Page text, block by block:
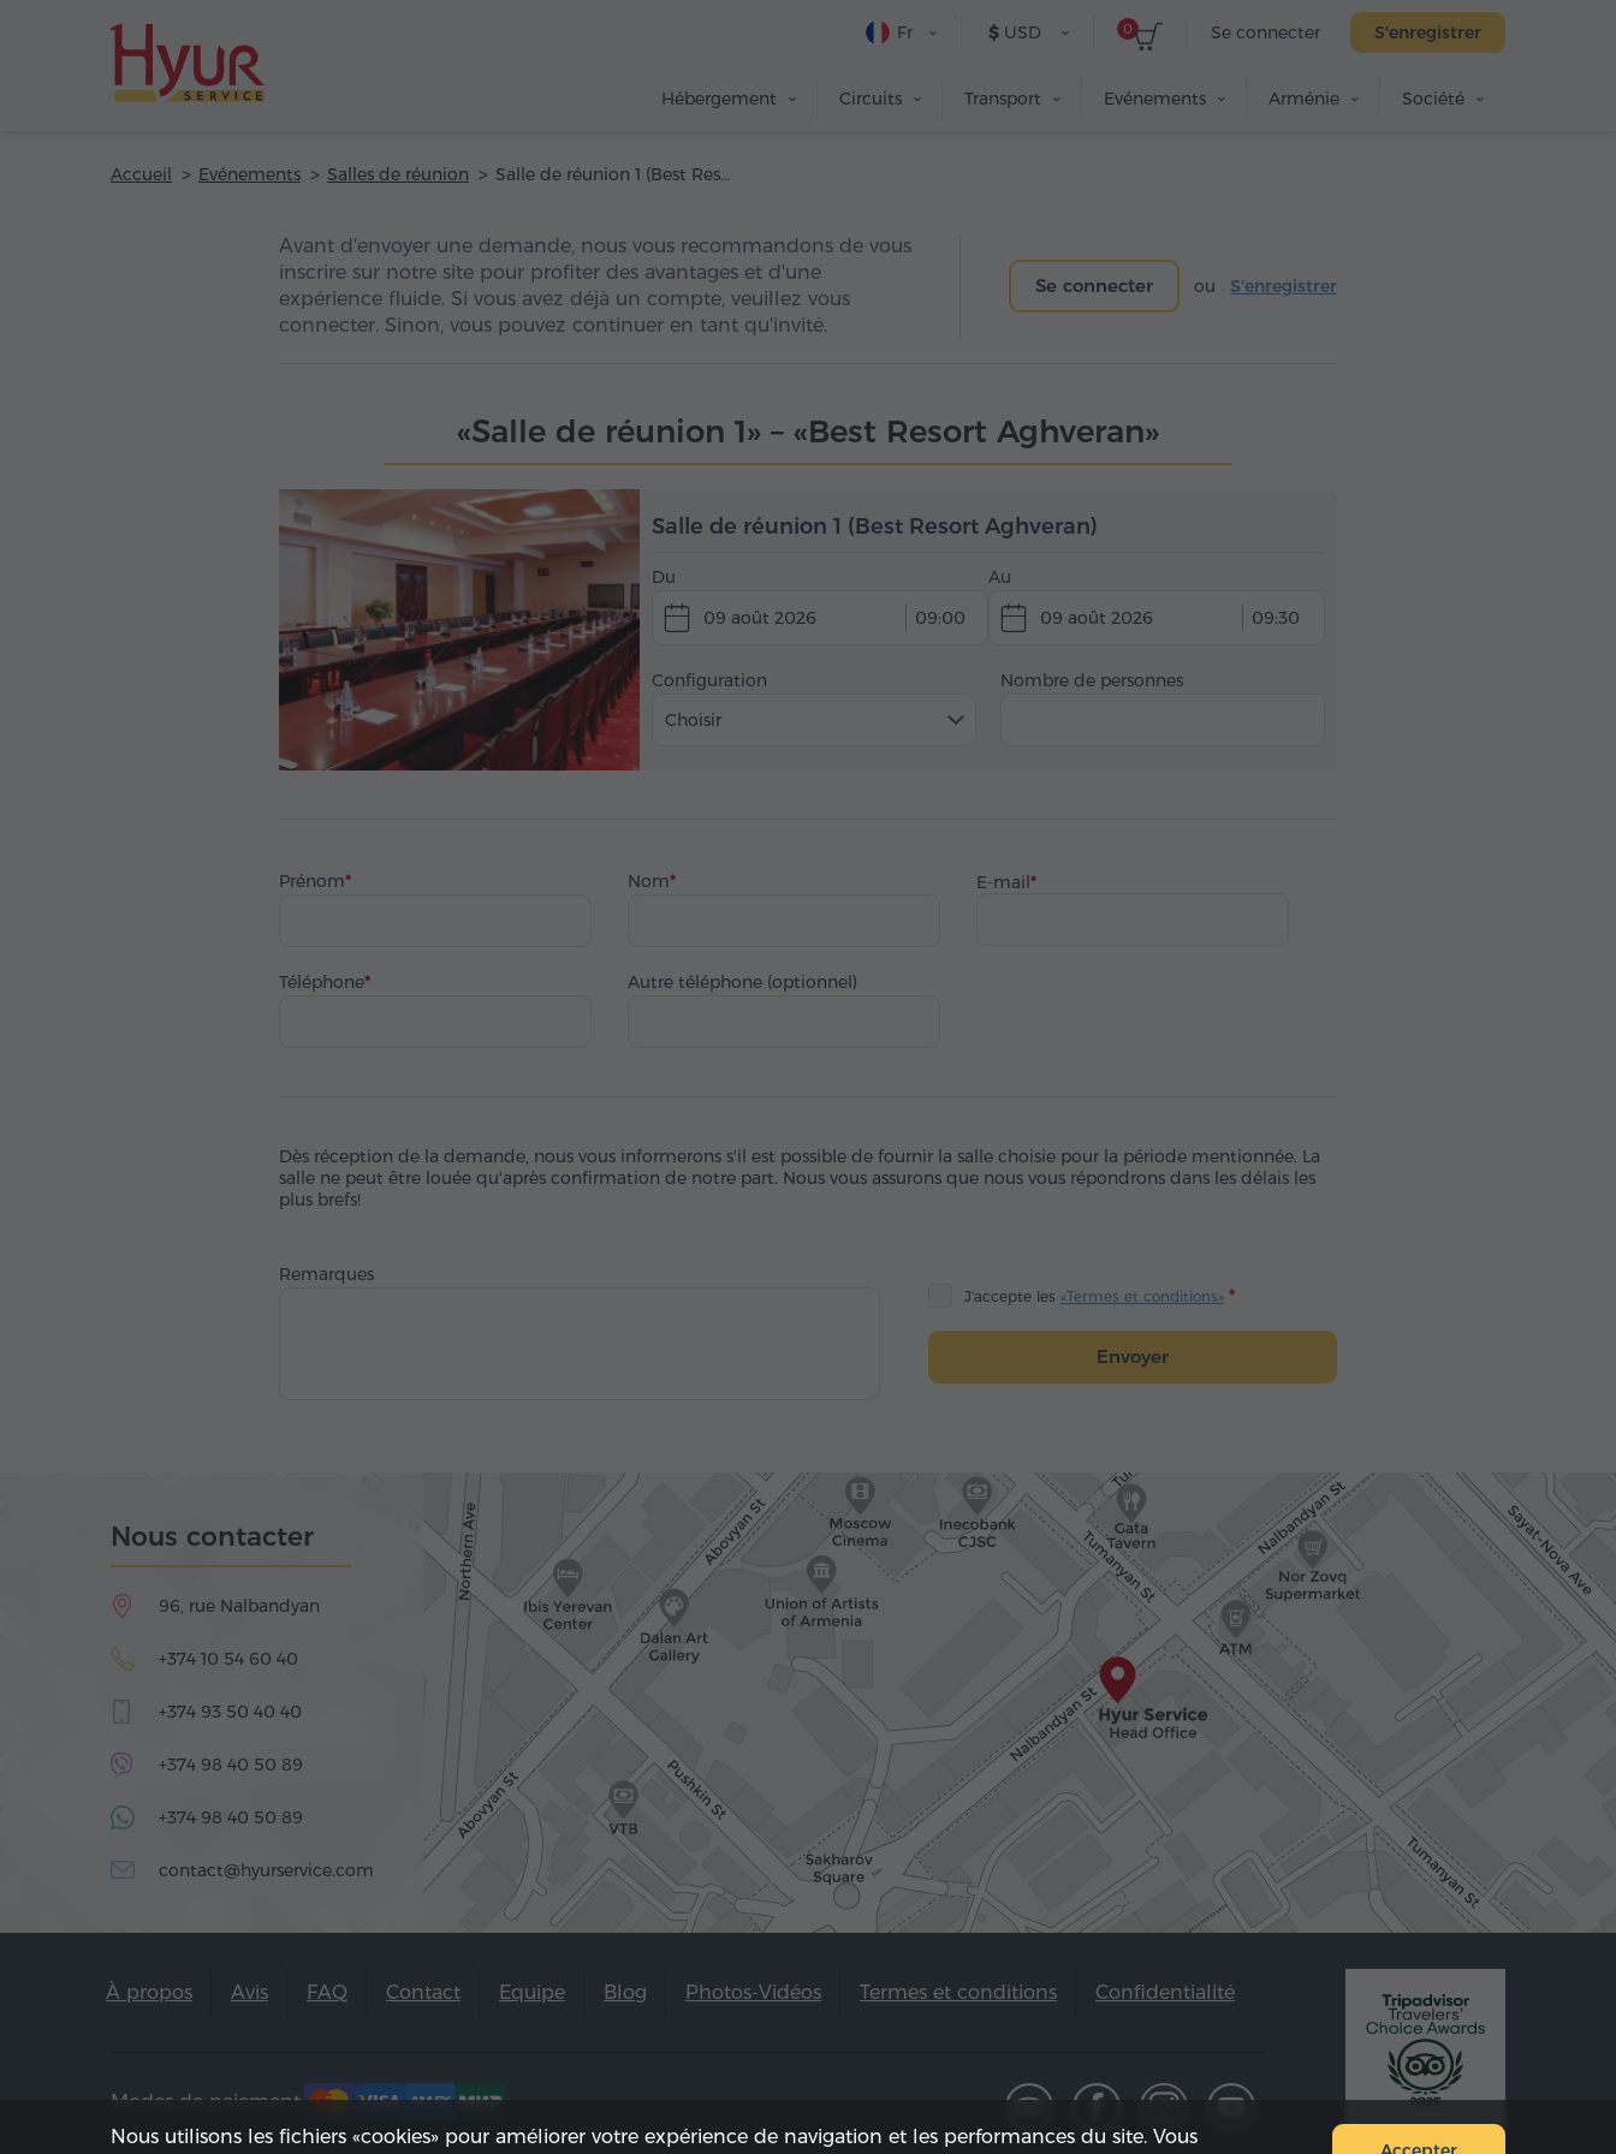
Se connecter S'enregistrer
0
$ USD
Fr
Hébergement Circuits Transport Evénements Arménie Société
Accueil Evénements Salles de réunion Salle de réunion 1 (Best Resort Aghveran)
Avant d'envoyer une demande, nous vous recommandons de vous
inscrire sur notre site pour profiter des avantages et d'une
expérience fluide. Si vous avez déjà un compte, veuillez vous
connecter. Sinon, vous pouvez continuer en tant qu'invité.
Se connecter ou S'enregistrer
«Salle de réunion 1» – «Best Resort Aghveran»
Salle de réunion 1 (Best Resort Aghveran)
Du
09 août 2026
09:00
Au
09 août 2026
09:30
Configuration
Choisir
Nombre de personnes
Prénom Nom E-mail
Téléphone Autre téléphone (optionnel)
Dès réception de la demande, nous vous informerons s'il est possible de fournir la salle choisie pour la période mentionnée. La
salle ne peut être louée qu'après confirmation de notre part. Nous vous assurons que nous vous répondrons dans les délais les
plus brefs!
Remarques
J'accepte les «Termes et conditions»
Envoyer
Nous contacter
96, rue Nalbandyan
+374 10 54 60 40
+374 93 50 40 40
+374 98 40 50 89
+374 98 40 50 89
contact@hyurservice.com
À propos Avis FAQ Contact Equipe Blog Photos-Vidéos Termes et conditions Confidentialité
Modes de paiement:
Nous utilisons les fichiers «cookies» pour améliorer votre expérience de navigation et les performances du site. Vous